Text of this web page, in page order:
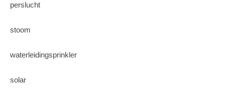
perslucht
stoom
waterleidingsprinkler
solar